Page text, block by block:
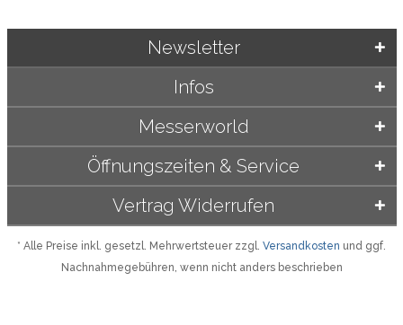
Öffnungszeiten & Service
Infos
Messerworld
Newsletter
Vertrag Widerrufen
* Alle Preise inkl. gesetzl. Mehrwertsteuer zzgl. Versandkosten und ggf.
Nachnahmegebühren, wenn nicht anders beschrieben